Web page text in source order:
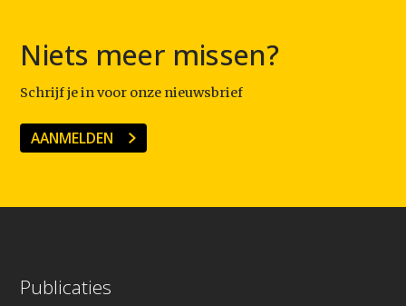
Niets meer missen?
Schrijf je in voor onze nieuwsbrief
AANMELDEN
Publicaties